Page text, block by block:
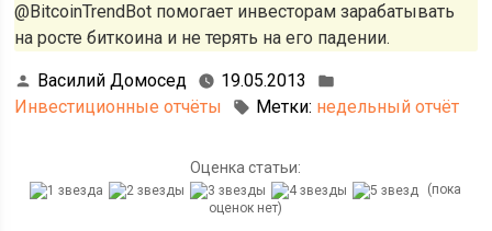
@BitcoinTrendBot помогает инвесторам зарабатывать
на росте биткоина и не терять на его падении.
Василий Домосед
19.05.2013
Инвестиционные отчёты
Метки: недельный отчёт
Оценка статьи:
(пока
оценок нет)